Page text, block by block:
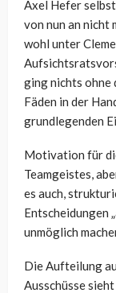
Axel Hefer
von nun an nicht
wohl unter
ging nichts ohne
Fäden in der
grundlegenden
Motivation für
Teamgeistes,
es auch,
Entscheidungen
unmöglich
Die Aufteilung
Ausschüsse